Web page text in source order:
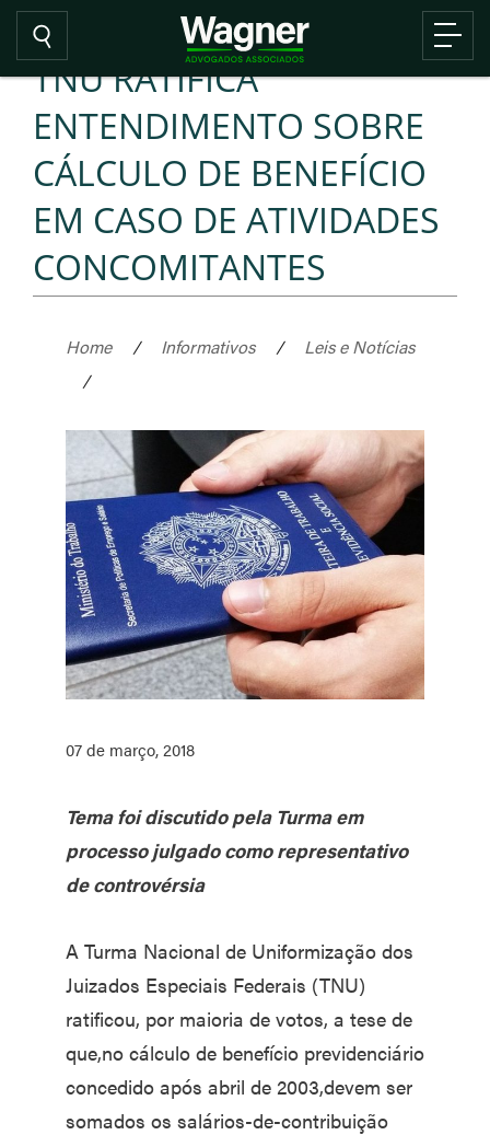
TNU RATIFICA
ENTENDIMENTO SOBRE
CÁLCULO DE BENEFÍCIO
EM CASO DE ATIVIDADES
CONCOMITANTES
Home / Informativos /
Leis e Notícias
/
07 de março, 2018
Tema foi discutido pela Turma em
processo julgado como representativo
de controvérsia
A Turma Nacional de Uniformização dos
Juizados Especiais Federais (TNU)
ratificou, por maioria de votos, a tese de
que,no cálculo de benefício previdenciário
concedido após abril de 2003,devem ser
somados os salários-de-contribuição